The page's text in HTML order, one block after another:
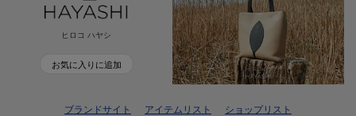
ヒロコ ハヤシ
お気に入りに追加
ブランドサイト アイテムリスト ショップリスト